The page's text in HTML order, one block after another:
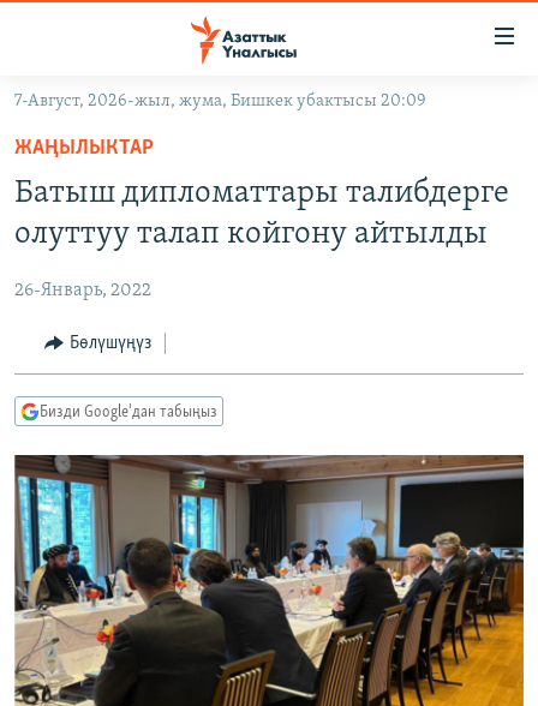
Навигацияга
өтүңүз
Издөөгө
салыңыз
ЭКОНОМИКА
МАДАНИЯТ
БОРБОР АЗИЯ
УКРАИНА
АТАЙЫН ИЛИКТӨӨ
ТВ ПРОГРАММАЛАР
ЭКСПЕРТТЕР ТАЛДАЙТ
БИЗ ЖАНА ДҮЙНӨ
ДАНИСТЕ
ЭЖЕ-СИҢДИЛЕР
АЗАТТЫК+
ЫҢГАЙСЫЗ СУРООЛОР
ӨЗГӨЧӨ ПИКИР
Русский
ОНЛАЙН ШЕРИНЕ
7-Август, 2026-жыл, жума, Бишкек убактысы 20:09
ЖАҢЫЛЫКТАР
Батыш дипломаттары талибдерге
олуттуу талап койгону айтылды
26-Январь, 2022
Бөлүшүңүз
Бизди Google'дан табыңыз